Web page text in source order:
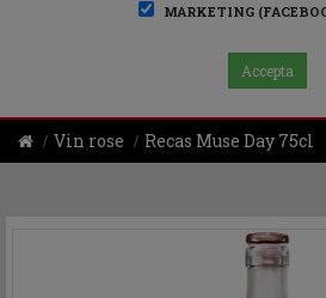
MARKETING
Accepta
Vin rose Recas Muse Day 75cl